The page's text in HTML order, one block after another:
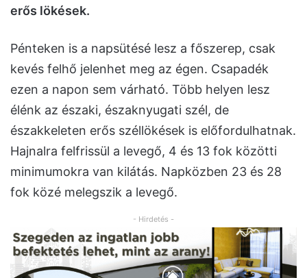
erős lökések.
Pénteken is a napsütésé lesz a főszerep, csak
kevés felhő jelenhet meg az égen. Csapadék
ezen a napon sem várható. Több helyen lesz
élénk az északi, északnyugati szél, de
északkeleten erős széllökések is előfordulhatnak.
Hajnalra felfrissül a levegő, 4 és 13 fok közötti
minimumokra van kilátás. Napközben 23 és 28
fok közé melegszik a levegő.
- Hirdetés -